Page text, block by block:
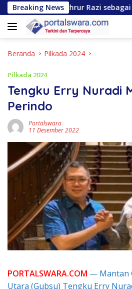
Langsung
ke
konten
Breaking News
Fachrur Razi sebagai Plh
Beranda Pilkada 2024
Pilkada 2024
Tengku Erry Nuradi
Perindo
Portalswara
11 Desember 2022
PORTALSWARA.COM — Mantan
Utara (Gubsu) Tengku Erry